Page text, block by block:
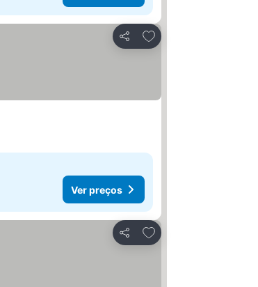
Partilhar
Adicionar aos favoritos
Ver preços
Partilhar
Adicionar aos favoritos